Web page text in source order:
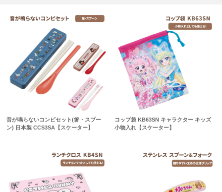
音が鳴らないコンビセット(箸・スプー
ン) 日本製 CCS3SA【スケーター】
コップ袋 KB63SN キャラクター キッズ
小物入れ【スケーター】